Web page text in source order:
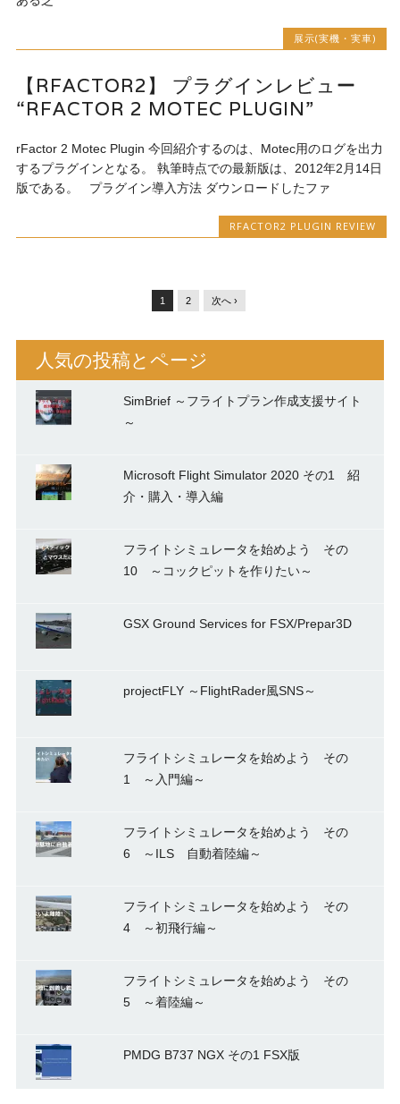
展示(実機・実車)
【RFACTOR2】 プラグインレビュー
“RFACTOR 2 MOTEC PLUGIN”
rFactor 2 Motec Plugin 今回紹介するのは、Motec用のログを出力
するプラグインとなる。 執筆時点での最新版は、2012年2月14日
版である。 プラグイン導入方法 ダウンロードしたファ
RFACTOR2 PLUGIN REVIEW
1 2 次へ ›
人気の投稿とページ
SimBrief ～フライトプラン作成支援サイト
～
Microsoft Flight Simulator 2020 その1 紹
介・購入・導入編
フライトシミュレータを始めよう その
10 ～コックピットを作りたい～
GSX Ground Services for FSX/Prepar3D
projectFLY ～FlightRader風SNS～
フライトシミュレータを始めよう その
1 ～入門編～
フライトシミュレータを始めよう その
6 ～ILS 自動着陸編～
フライトシミュレータを始めよう その
4 ～初飛行編～
フライトシミュレータを始めよう その
5 ～着陸編～
PMDG B737 NGX その1 FSX版